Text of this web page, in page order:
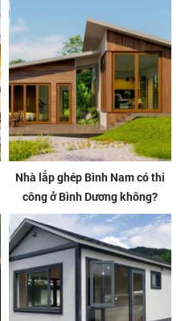
Nhà lắp ghép Bình Nam có thi
công ở Bình Dương không?